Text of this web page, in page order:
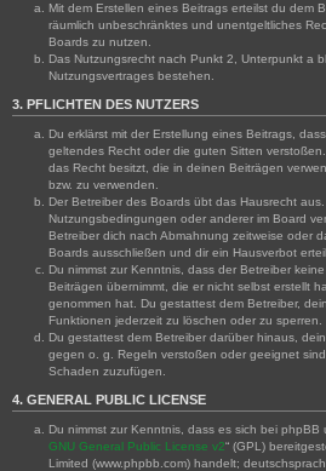
Mit dem Erstellen eines Beitrags erteilst du dem
räumlich unbeschränktes und unentgeltliches
Boards zu nutzen.
Das Nutzungsrecht nach Punkt 2, Unterpunkt a
Nutzungsvertrages bestehen.
3. PFLICHTEN DES NUTZERS
Du erklärst mit der Erstellung eines Beitrags,
geltendes Recht oder die guten Sitten
das Recht besitzt, die in deinen Beiträgen
bzw. zu verwenden.
Der Betreiber des Boards übt das Hausrecht
Nutzungsbedingungen oder anderer im Board
Betreiber dich nach Abmahnung zeitweise oder
Boards ausschließen und dir ein Hausverbot
Du nimmst zur Kenntnis, dass der Betreiber
Beiträgen übernimmt, die er nicht selbst erstellt
genommen hat. Du gestattest dem Betreiber,
Funktionen jederzeit zu löschen oder zu sperren.
Du gestattest dem Betreiber darüber hinaus,
gegen o. g. Regeln verstoßen oder geeignet
Schaden zuzufügen.
4. GENERAL PUBLIC LICENSE
Du nimmst zur Kenntnis, dass es sich bei phpBB
GNU General Public License v2“ (GPL)
Limited (www.phpbb.com) handelt;